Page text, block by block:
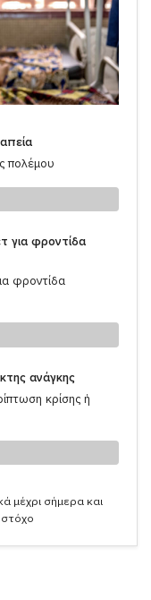
πολέμου
για φροντίδα
φροντίδα
ανάγκης
κρίσης ή
μέχρι σήμερα και